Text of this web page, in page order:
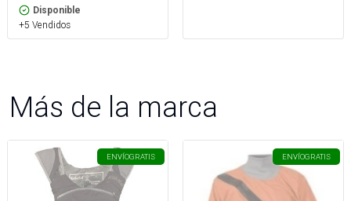
Disponible
+5 Vendidos
Más de la marca
ENVÍOGRATIS ENVÍOGRATIS